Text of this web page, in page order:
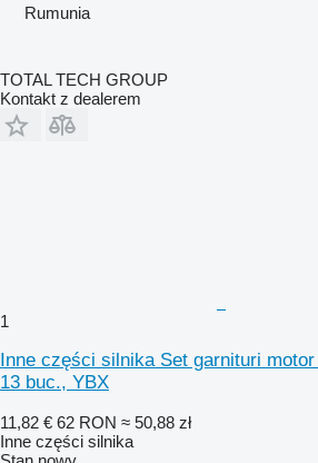
Rumunia
TOTAL TECH GROUP
Kontakt z dealerem
1
Inne części silnika Set garnituri
13 buc., YBX
11,82 € 62 RON ≈ 50,88 zł
Inne części silnika